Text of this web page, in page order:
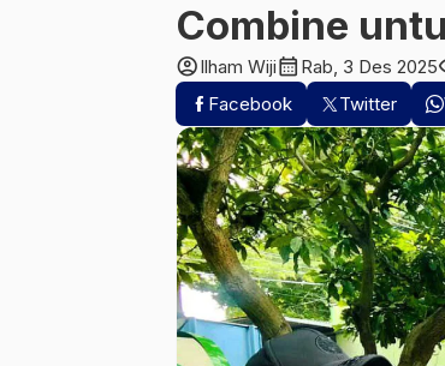
Combine
account_circleIlham Wijicalendar_month Rab, 3 Des 2025
Facebook
Twitter